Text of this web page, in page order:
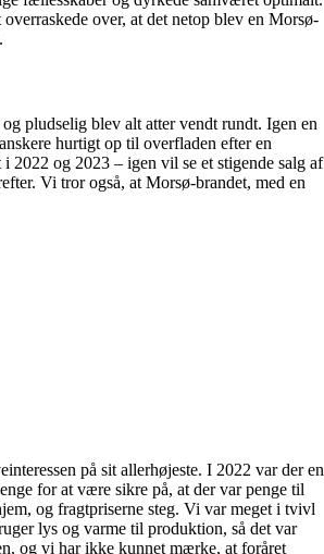
over, at det netop blev en Morsø-
pludselig blev alt atter vendt rundt. Igen en
hurtigt op til overfladen efter en
2022 og 2023 – igen vil se et stigende salg af
Vi tror også, at Morsø-brandet, med en
på sit allerhøjeste. I 2022 var der en
for at være sikre på, at der var penge til
og fragtpriserne steg. Vi var meget i tvivl
lys og varme til produktion, så det var
og vi har ikke kunnet mærke, at foråret